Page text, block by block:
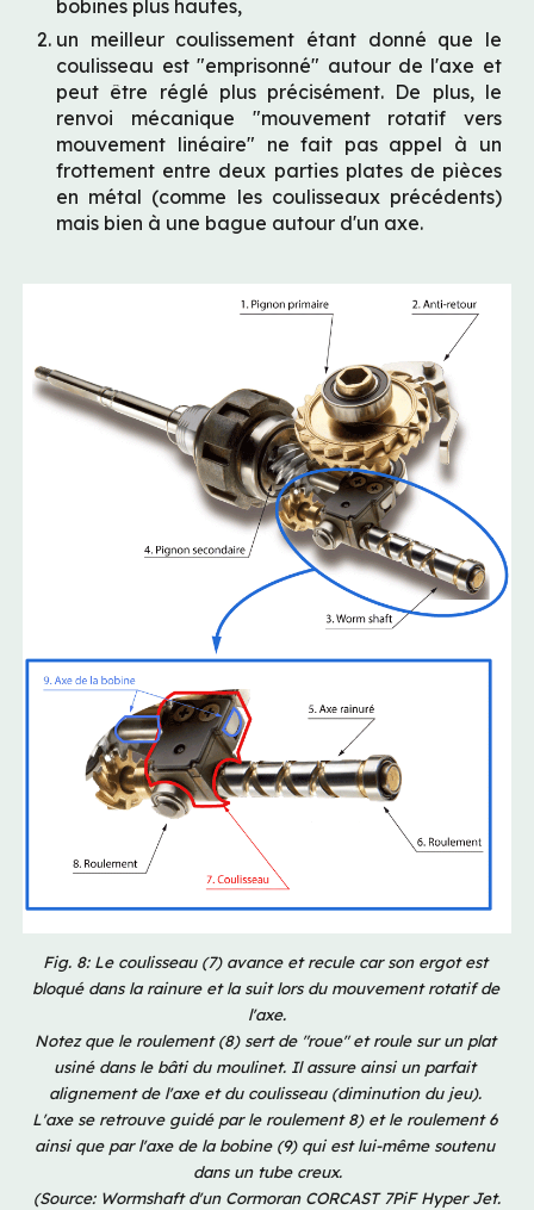
bobines plus hautes,
un meilleur coulissement étant donné que le
coulisseau est "emprisonné" autour de l'axe et
peut être réglé plus précisément. De plus, le
renvoi mécanique "mouvement rotatif vers
mouvement linéaire" ne fait pas appel à un
frottement entre deux parties plates de pièces
en métal (comme les coulisseaux précédents)
mais bien à une bague autour d'un axe.
Fig. 8: Le coulisseau (7) avance et recule car son ergot est
bloqué dans la rainure et la suit lors du mouvement rotatif de
l'axe.
Notez que le roulement (8) sert de "roue" et roule sur un plat
usiné dans le bâti du moulinet. Il assure ainsi un parfait
alignement de l'axe et du coulisseau (diminution du jeu).
L'axe se retrouve guidé par le roulement 8) et le roulement 6
ainsi que par l'axe de la bobine (9) qui est lui-même soutenu
dans un tube creux.
(Source: Wormshaft d'un Cormoran CORCAST 7PiF Hyper Jet.